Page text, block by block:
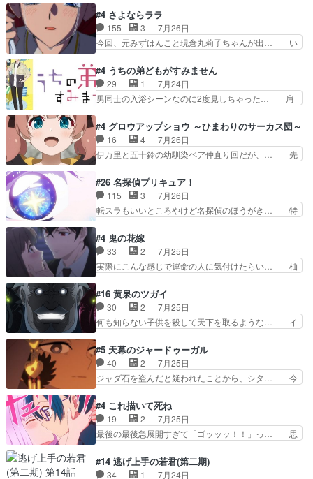
みかたが雑になってきてるな… イキりカストルは
怖がりやったかあスピカな… 鏡の世界への突入と
新たな依頼サブタイトル…
ナリーゼの悪魔の囁きwクリフとエリナ… 悪魔の
囁きやめてくださいwおい、1番重要… ゼニスも
感情が出てきてて良い方向に進んで… 第５話を
ABEMAで視聴しました。視聴に… クリフとエリ
相変わらずで草ルディ君釣り… ルーデウスにシル
フィエットとロキシーとの… 離れ離れになったり
別れがあったり絶望の大…
#4 さよならララ
155 3
7月26日
今回、元みずはんこと現倉丸莉子ちゃんが出… い
様とは...本当の愛とは...なんぞ… テンポの良いボ
ケとツッコミで笑わせつつ、… この作品、ストー
リーにも登場人物にも全く… 家で机に向かってる
時の貧乏ゆすりとか、ラ… お姉ちゃんと話せ
に、ララは何を思うのだ… 息をするかのように3
話まで視聴。2026… ララの王子様探しが本格的
に動き出した回。…
#4 うちの弟どもがすみません
29 1
7月24日
男同士の入浴シーンなのに2度見しちゃった… 肩
散歩って逃げるよね！糸と類を助けよう… 類の面
倒見るのが1番大変そう糸は誰とでも… 源くんを
甘えさせるまでの糸と周りの出来事… 源くん、甘
えちゃうぞ宣言。思ったよりラブ… 糸ちゃんのま
目的を忘れてますますヤング… でも央太と親しく
するのは嫌。世話を拒んで… ゴメス（カエル）外
で散歩させてたのか(*…
#4 グロウアップショウ ～ひまわりのサーカス団～
16 4
7月26日
伊万里と五十鈴の幼馴染ペア仲直り回だが、… 先
や、これ素晴らしいコメディアニメだな。… 水着
回なのにビキニじゃない！これは時代背… 今回は
推しの吾野伊万里ちゃん担当回。これ… 伊万里さ
んの手品回であり水着回ね。瑞佳ち… 売り上げが
タ教育のせいで瑞佳がヒモカス… 伊万里ちゃんの
人前での苦手意識を抱えなが… 第４話をｄアニメ
ストアで視聴しました。視…
#26 名探偵プリキュア！
115 3
7月26日
転スラもいいところやけど名探偵のほうがき… 特
なはプリキュア仲間には自分が未来から… の活
躍、敵を圧倒ってのはおおよその流れだ… キュア
エクレール初変身＆初戦闘。プリキュ… キュアエ
クレールは強いが力を制御できない… キュアエク
ッコロで始まってちょっ… バカおもろいやん
www実質まどマギやんけ… しかも実質的にエク
レールが倒したビルであ…
#4 鬼の花嫁
33 2
7月25日
実際にこんな感じで運命の人に気付けたらい… 柚
の花嫁は一見すると甘い夢、理想の天国… 玲夜さ
んのご両親の登場ですこの世に数多い… 玲夜のお
父さんが石田彰だったことに驚きを… 主人公自分
の立場わかって無さすぎやしまた… ヨミツガと
子にも優しいし可愛いしこの… ユキノさんから玲
夜の父親の話で、そのイメ… あやかしの頂点に立
つ鬼龍院家の現当主が息…
#16 黄泉のツガイ
30 2
7月25日
何も知らない子供を殺して天下を取るような… イ
いバトル回の最後に、予想外の引きシン… これっ
て作者が描きたいのは"ユルの物語"… デラさんの
秘密がちょっとわかった回、正直… 左さんと刀持
ちさんが対決♪あとどこぞのじ… 何処も彼処も言
く動いていてずっと胸が熱… 同時視聴｜
DaemonsRealm｜リア… これまで騙していた東
村を捨てて新郷家に来…
#5 天幕のジャードゥーガル
40 2
7月25日
ジャダ石を盗んだと疑われたことから、シタ… 今
ぶややこしいことになってたオープニン… テンポ
も良いし毎話良いところで引くから全… 盟友ドレ
ゲネ后との出会い。次週のドレゲネ… さて、登場
人物多いけどついていけるのか私… 今回は遂にド
んがめっちゃ可愛かったなド… まさかの展開にめ
#4 これ描いて死ね
19 2
7月25日
最後の最後急展開すぎて「ゴッッッ！！」っ… 思
は泣かなかった！漫画描きのハウツー回… この作
品はこういうのをズバッとキメるの上… 藤子不二
#14 逃げ上手の若君(第二期)
34 1
7月24日